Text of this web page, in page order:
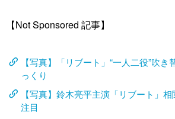
【Not Sponsored 記事】
【写真】「リブート」“一人二役”吹
っくり
【写真】鈴木亮平主演「リブート」
注目